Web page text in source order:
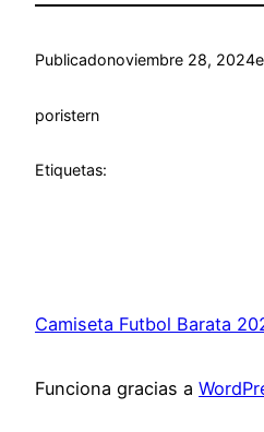
Publicadonoviembre 28, 2024
poristern
Etiquetas:
Camiseta Futbol Barata
Funciona gracias a